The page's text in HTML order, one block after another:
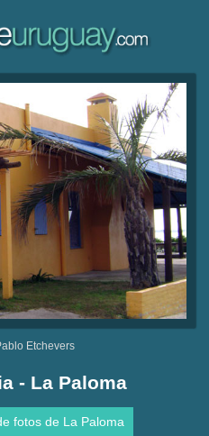
Etchevers
- La Paloma
fotos de La Paloma